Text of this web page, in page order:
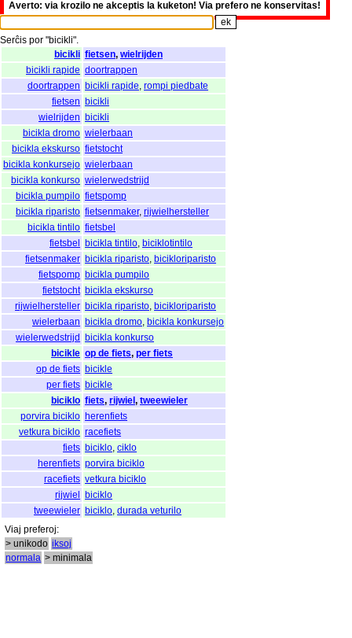
Averto: via krozilo ne akceptis la kuketon! Via prefero ne konservitas!
Serĉis por "bicikli".
bicikli fietsen, wielrijden
bicikli rapide doortrappen
doortrappen bicikli rapide rompi piedbate
fietsen bicikli
wielrijden bicikli
bicikla dromo wielerbaan
bicikla ekskurso fietstocht
bicikla konkursejo wielerbaan
bicikla konkurso wielerwedstrijd
bicikla pumpilo fietspomp
bicikla riparisto fietsenmaker, rijwielhersteller
bicikla tintilo fietsbel
fietsbel bicikla tintilo biciklotintilo
fietsenmaker bicikla riparisto bicikloriparisto
fietspomp bicikla pumpilo
fietstocht bicikla ekskurso
rijwielhersteller bicikla riparisto bicikloriparisto
wielerbaan bicikla dromo bicikla konkursejo
wielerwedstrijd bicikla konkurso
bicikle op de fiets, per fiets
op de fiets bicikle
per fiets bicikle
biciklo fiets, rijwiel, tweewieler
porvira biciklo herenfiets
vetkura biciklo racefiets
fiets biciklo ciklo
herenfiets porvira biciklo
racefiets vetkura biciklo
rijwiel biciklo
tweewieler biciklo durada veturilo
Viaj preferoj:
> unikodo iksoj
normala > minimala